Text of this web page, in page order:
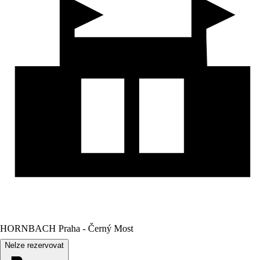
HORNBACH Praha - Černý Most
Nelze rezervovat